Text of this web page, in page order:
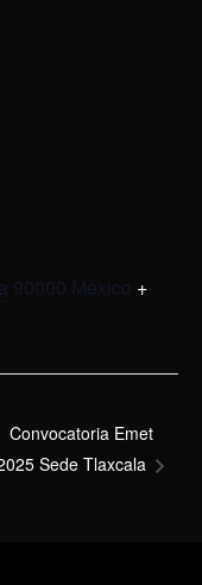
90000 México +
Convocatoria Emet
Sede Tlaxcala